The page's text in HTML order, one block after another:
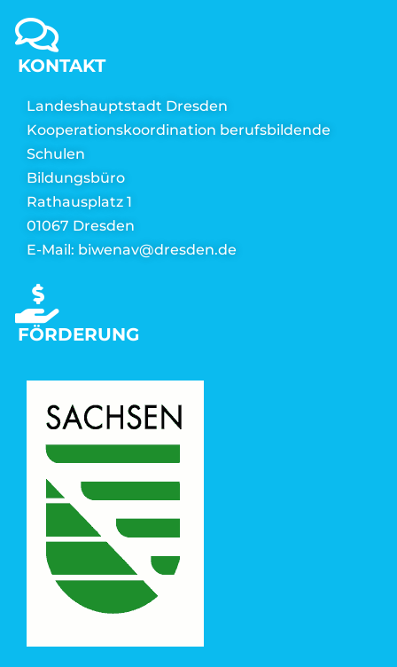
KONTAKT
Landeshauptstadt Dresden
Kooperationskoordination berufsbildende
Schulen
Bildungsbüro
Rathausplatz 1
01067 Dresden
E-Mail: biwenav@dresden.de
FÖRDERUNG